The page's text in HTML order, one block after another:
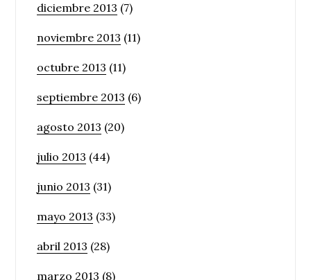
diciembre 2013 (7)
noviembre 2013 (11)
octubre 2013 (11)
septiembre 2013 (6)
agosto 2013 (20)
julio 2013 (44)
junio 2013 (31)
mayo 2013 (33)
abril 2013 (28)
marzo 2013 (8)